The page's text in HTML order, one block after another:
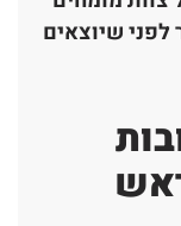
לפני שיוצאים